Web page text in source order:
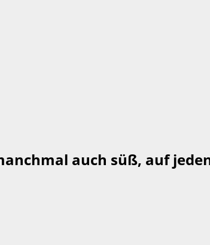
auch süß, auf